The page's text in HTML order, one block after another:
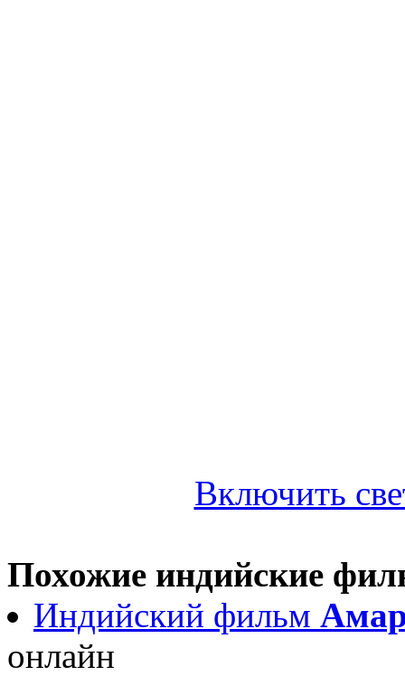
Включить
Похожие индийские
Индийский фильм
онлайн